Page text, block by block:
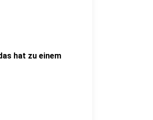
hat zu einem